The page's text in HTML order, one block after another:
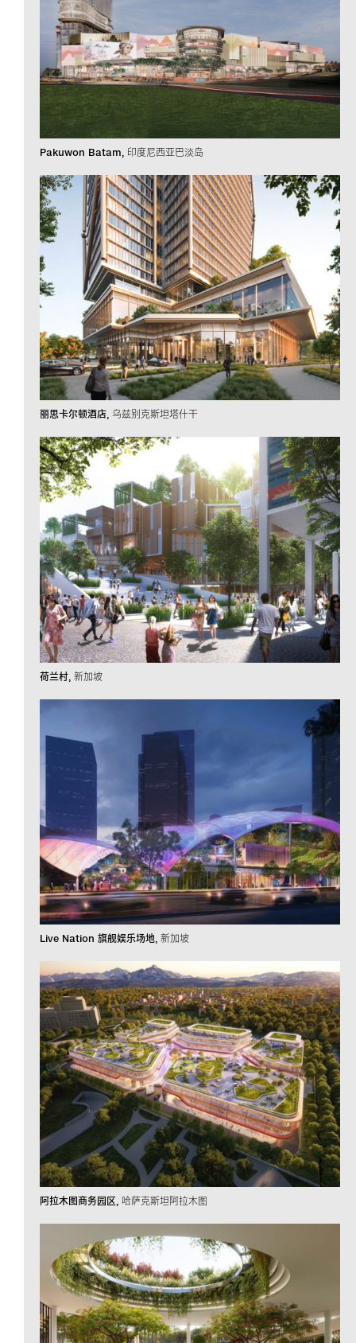
Pakuwon Batam 印度尼西亚巴淡岛
丽思卡尔顿酒店 乌兹别克斯坦塔什干
荷兰村 新加坡
Live Nation 旗舰娱乐场地 新加坡
阿拉木图商务园区 哈萨克斯坦阿拉木图